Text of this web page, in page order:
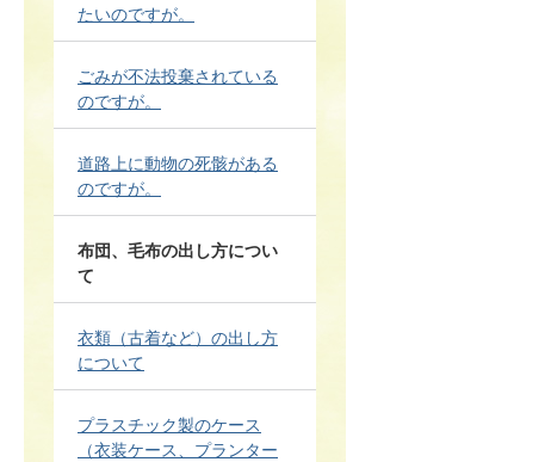
たいのですが。
ごみが不法投棄されている
のですが。
道路上に動物の死骸がある
のですが。
布団、毛布の出し方につい
て
衣類（古着など）の出し方
について
プラスチック製のケース
（衣装ケース、プランター